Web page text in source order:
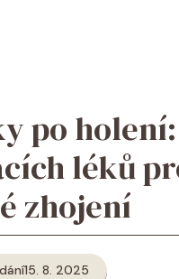
po
léků
zhojení
15. 8. 2025